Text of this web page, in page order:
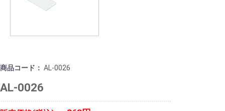
商品コード： AL-0026
AL-0026